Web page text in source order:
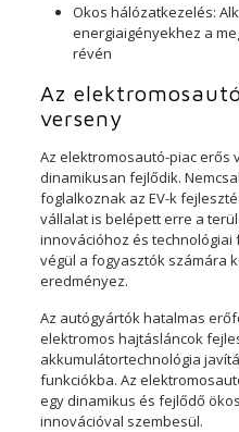
Okos hálózatkezelés:
energiaigényekhez a
révén
Az
verseny
Az elektromosautó-piac erős
dinamikusan fejlődik.
foglalkoznak az EV-k
vállalat is belépett erre a
innovációhoz és
végül a fogyasztók számára
eredményez.
Az autógyártók hatalmas
elektromos hajtásláncok
akkumulátortechnológia
funkciókba. Az
egy dinamikus és fejlődő
innovációval szembesül.